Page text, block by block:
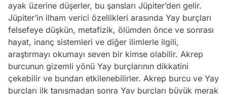
ayak üzerine düşerler, bu şansları Jüpiter’den gelir.
Jüpiter’in ilham verici özellikleri arasında Yay burçları
felsefeye düşkün, metafizik, ölümden önce ve sonrası
hayat, inanç sistemleri ve diğer ilimlerle ilgili,
araştırmayı okumayı seven bir kimse olabilir. Akrep
burcunun gizemli yönü Yay burçlarının dikkatini
çekebilir ve bundan etkilenebilirler. Akrep burcu ve Yay
burçları ilk tanışmadan sonra Yay burçları büyük merak